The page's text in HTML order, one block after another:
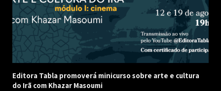
Editora Tabla promoverá minicurso sobre arte e cultura
do Irã com Khazar Masoumi